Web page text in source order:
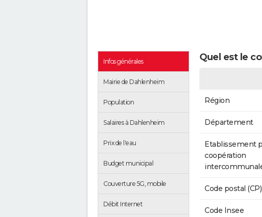
Infos générales
Mairie de Dahlenheim
Population
Salaires à Dahlenheim
Prix de l'eau
Budget municipal
Couverture 5G, mobile
Débit Internet
Quel est le
Région
Département
Etablissement
coopération
Code postal (CP)
Code Insee